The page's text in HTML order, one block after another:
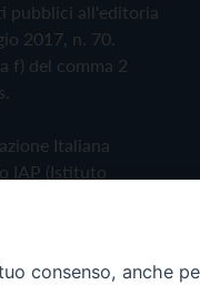
pubblici all'editoria
2017, n. 70.
f) del comma 2
Italiana
IAP (Istituto
consenso, anche